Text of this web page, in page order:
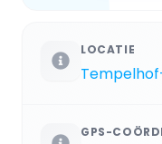
LOCATIE
GPS-